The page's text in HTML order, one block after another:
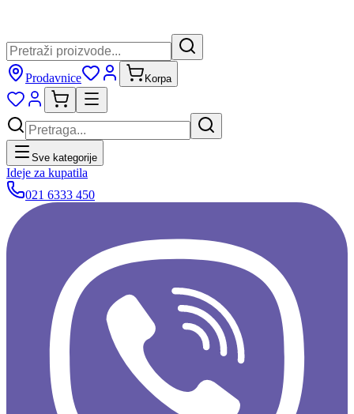
Prodavnice Korpa
Sve kategorije
Ideje za kupatila
021 6333 450